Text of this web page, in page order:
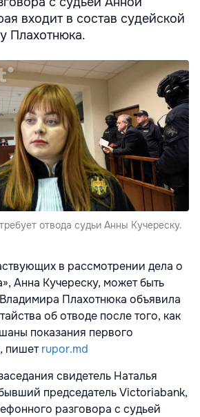
входит в состав судейской
Плахотнюка.
отвода судьи Анны Кучереску.
в рассмотрении дела о
Анна Кучереску, может быть
Плахотнюка объявила
об отводе после того, как
показания первого
пишетrupor.md
свидетель Наталья
председатель Victoriabank,
разговора с судьей